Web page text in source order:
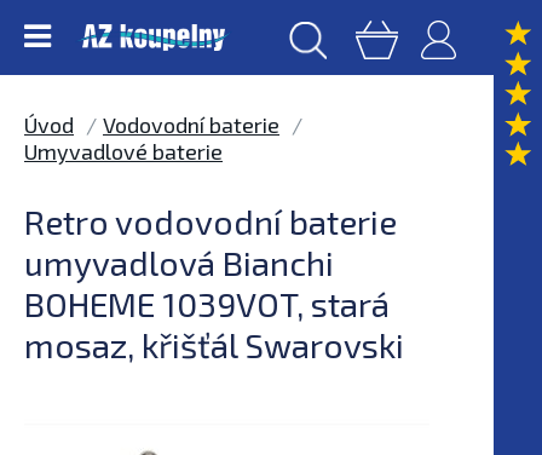
Úvod
Vodovodní baterie
Umyvadlové baterie
Retro vodovodní baterie
umyvadlová Bianchi
BOHEME 1039VOT, stará
mosaz, křišťál Swarovski